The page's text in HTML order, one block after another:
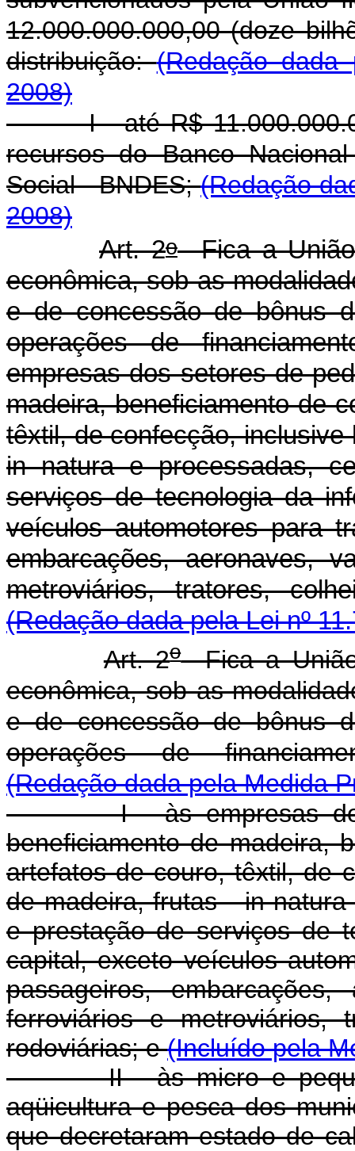
12.000.000.000,00 (doze
distribuição:(Redação dada
2008)
I - até R$
recursos do Banco
Social - BNDES;(Redação
2008)
Art. 2oFica a União
econômica, sob as
e de concessão de bônus
operações de
empresas dos setores de
madeira, beneficiamento de
têxtil, de confecção,
in natura e processadas,
serviços de tecnologia da
veículos automotores para
embarcações, aeronaves,
metroviários, tratores,
(Redação dada pela Lei nº
Art. 2oFica a União
econômica, sob as
e de concessão de bônus
operações de
(Redação dada pela Medida
I - às empresas dos
beneficiamento de madeira,
artefatos de couro, têxtil, de
de madeira, frutas - in
e prestação de serviços de
capital, exceto veículos
passageiros,
ferroviários e metroviários,
rodoviárias; e(Incluído pela
II - às micro e
aqüicultura e pesca dos
que decretaram estado de